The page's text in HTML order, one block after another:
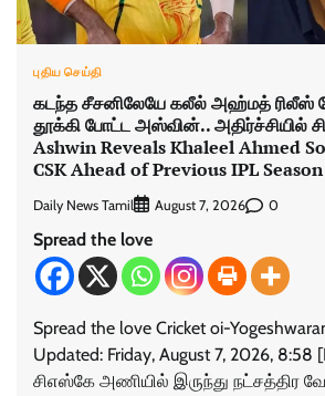
புதிய செய்தி
கடந்த சீசனிலேயே கலீல் அஹ்மத் ரிலீஸ்
தூக்கி போட்ட அஸ்வின்.. அதிர்ச்சியில்
Ashwin Reveals Khaleel Ahmed
CSK Ahead of Previous IPL Season
Daily News Tamil August 7, 2026 0
Spread the love
Spread the love Cricket oi-
Updated: Friday, August 7, 2026,
சிஎஸ்கே அணியில் இருந்து நட்சத்திர